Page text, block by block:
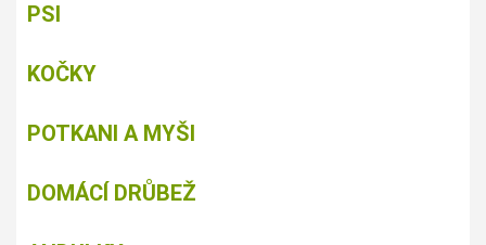
PSI
KOČKY
POTKANI A MYŠI
DOMÁCÍ DRŮBEŽ